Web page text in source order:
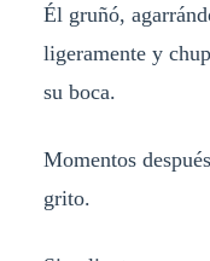
Él gruñó,
ligeramente y
su boca.
Momentos
grito.